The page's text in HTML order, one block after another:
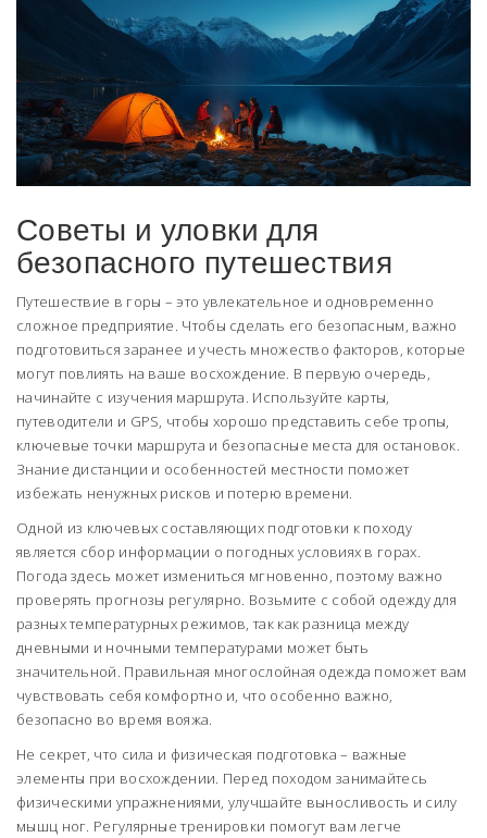
Советы и уловки для
безопасного путешествия
Путешествие в горы – это увлекательное и одновременно
сложное предприятие. Чтобы сделать его безопасным, важно
подготовиться заранее и учесть множество факторов, которые
могут повлиять на ваше восхождение. В первую очередь,
начинайте с изучения маршрута. Используйте карты,
путеводители и GPS, чтобы хорошо представить себе тропы,
ключевые точки маршрута и безопасные места для остановок.
Знание дистанции и особенностей местности поможет
избежать ненужных рисков и потерю времени.
Одной из ключевых составляющих подготовки к походу
является сбор информации о погодных условиях в горах.
Погода здесь может измениться мгновенно, поэтому важно
проверять прогнозы регулярно. Возьмите с собой одежду для
разных температурных режимов, так как разница между
дневными и ночными температурами может быть
значительной. Правильная многослойная одежда поможет вам
чувствовать себя комфортно и, что особенно важно,
безопасно во время вояжа.
Не секрет, что сила и физическая подготовка – важные
элементы при восхождении. Перед походом занимайтесь
физическими упражнениями, улучшайте выносливость и силу
мышц ног. Регулярные тренировки помогут вам легче